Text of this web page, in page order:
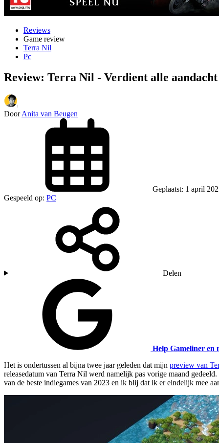
Reviews
Game review
Terra Nil
Pc
Review: Terra Nil - Verdient alle
Door Anita van Beugen
Geplaatst: 1 april
Gespeeld op: PC
Delen
Help Gameliner en
Het is ondertussen al bijna twee jaar geleden dat mijn preview van
releasedatum van Terra Nil werd namelijk pas vorige maand
van de beste indiegames van 2023 en ik blij dat ik er eindelijk mee